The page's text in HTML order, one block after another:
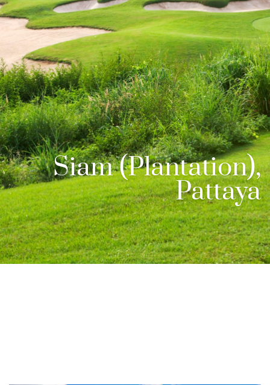
Siam (Plantation),
Pattaya